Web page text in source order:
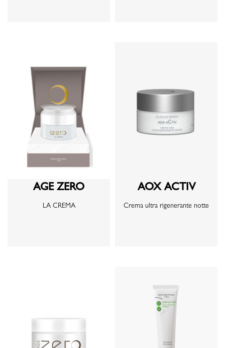
AGE ZERO
LA CREMA
AOX ACTIV
Crema ultra rigenerante notte